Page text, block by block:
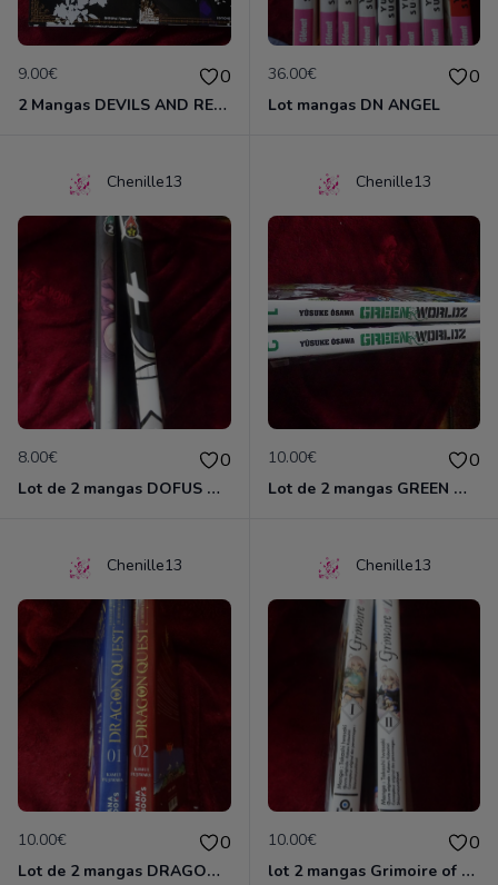
9.00€ 0
2 Mangas DEVILS AND REALIST
36.00€ 0
Lot mangas DN ANGEL
Chenille13
8.00€ 0
Lot de 2 mangas DOFUS MONSTER
Chenille13
10.00€ 0
Lot de 2 mangas GREEN WORLDZ
Chenille13
10.00€ 0
Lot de 2 mangas DRAGON QUEST
Chenille13
10.00€ 0
lot 2 mangas Grimoire of ZERO